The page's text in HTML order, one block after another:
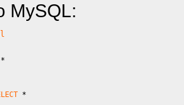
MySQL:
*
*